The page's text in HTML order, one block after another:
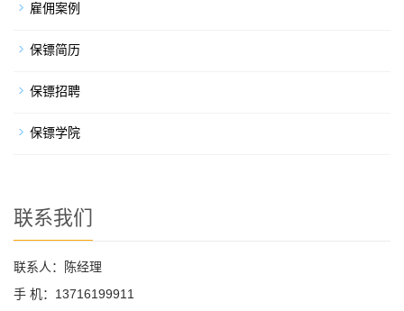
雇佣案例
保镖简历
保镖招聘
保镖学院
联系我们
联系人：陈经理
手 机：13716199911